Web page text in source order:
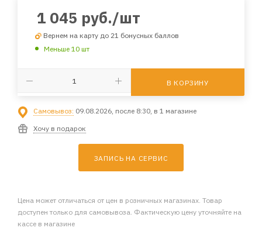
1 045 руб./шт
Вернем на карту до 21 бонусных баллов
Меньше 10 шт
В КОРЗИНУ
Самовывоз: 09.08.2026, после 8:30, в 1 магазине
Хочу в подарок
ЗАПИСЬ НА СЕРВИС
Цена может отличаться от цен в розничных магазинах. Товар
доступен только для самовывоза. Фактическую цену уточняйте на
кассе в магазине